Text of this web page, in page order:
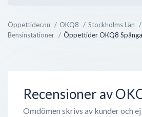
Öppettider.nu OKQ8 Stockholms Län
Bensinstationer
Öppettider OKQ8
OKQ8 bedriver även
gedigen erfarenhet inom ford...
Recensioner av
Omdömen skrivs av kunder och